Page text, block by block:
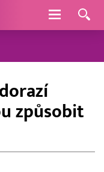
Navigace
způsobit